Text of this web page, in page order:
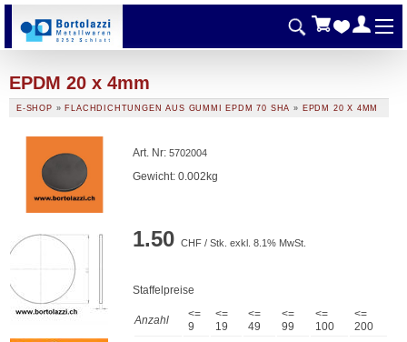
EPDM 20 x 4mm
E-SHOP » FLACHDICHTUNGEN AUS GUMMI EPDM 70 SHA » EPDM 20 X 4MM
Art. Nr: 5702004
Gewicht: 0.002kg
1.50 CHF / Stk. exkl. 8.1% MwSt.
Staffelpreise
Anzahl
<=
9
<=
19
<=
49
<=
99
<=
100
<=
200